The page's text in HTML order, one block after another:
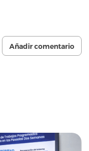
Añadir comentario